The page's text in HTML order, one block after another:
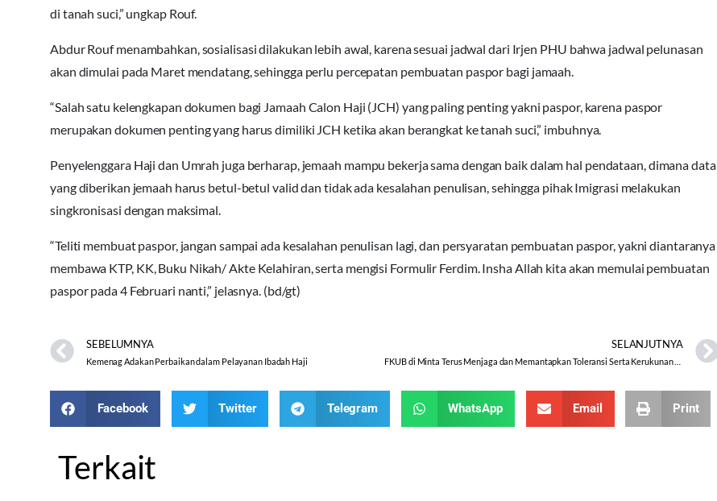
di tanah suci,” ungkap Rouf.
Abdur Rouf menambahkan, sosialisasi dilakukan lebih awal, karena sesuai jadwal dari Irjen PHU bahwa jadwal pelunasan
akan dimulai pada Maret mendatang, sehingga perlu percepatan pembuatan paspor bagi jamaah.
“Salah satu kelengkapan dokumen bagi Jamaah Calon Haji (JCH) yang paling penting yakni paspor, karena paspor
merupakan dokumen penting yang harus dimiliki JCH ketika akan berangkat ke tanah suci,” imbuhnya.
Penyelenggara Haji dan Umrah juga berharap, jemaah mampu bekerja sama dengan baik dalam hal pendataan, dimana data
yang diberikan jemaah harus betul-betul valid dan tidak ada kesalahan penulisan, sehingga pihak Imigrasi melakukan
singkronisasi dengan maksimal.
“Teliti membuat paspor, jangan sampai ada kesalahan penulisan lagi, dan persyaratan pembuatan paspor, yakni diantaranya
membawa KTP, KK, Buku Nikah/ Akte Kelahiran, serta mengisi Formulir Ferdim. Insha Allah kita akan memulai pembuatan
paspor pada 4 Februari nanti,” jelasnya. (bd/gt)
SEBELUMNYA
Kemenag Adakan Perbaikan dalam Pelayanan Ibadah Haji
SELANJUTNYA
Facebook Twitter Telegram WhatsApp Email Print
Terkait